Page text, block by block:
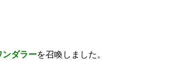
ンダラーを召喚しました。